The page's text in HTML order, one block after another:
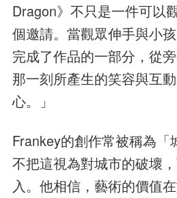
Dragon》不只是一件可以
個邀請。當觀眾伸手與小
完成了作品的一部分，從
那一刻所產生的笑容與互
心。」
Frankey的創作常被稱為「
不把這視為對城市的破壞
入。他相信，藝術的價值